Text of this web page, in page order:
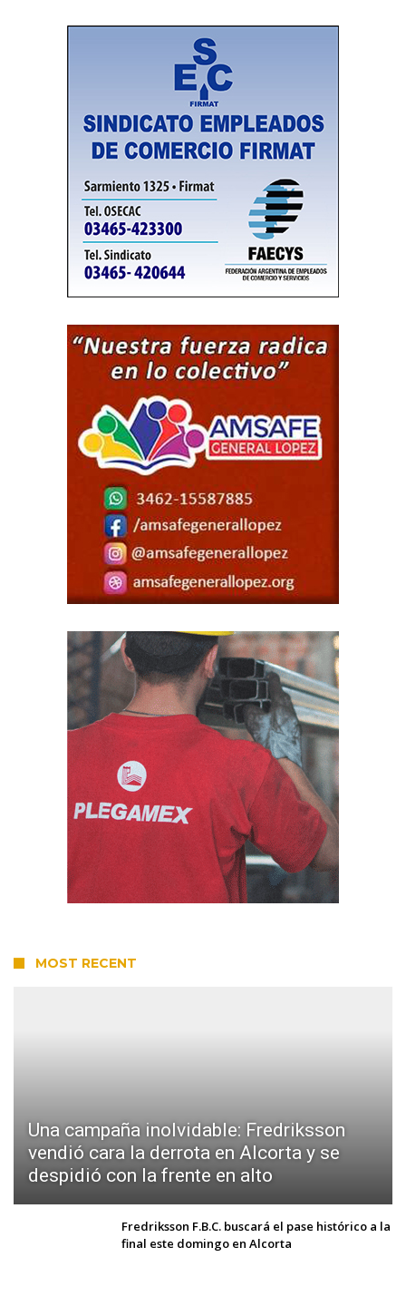
MOST RECENT
Una campaña inolvidable: Fredriksson
vendió cara la derrota en Alcorta y se
despidió con la frente en alto
Fredriksson F.B.C. buscará el pase histórico a la
final este domingo en Alcorta